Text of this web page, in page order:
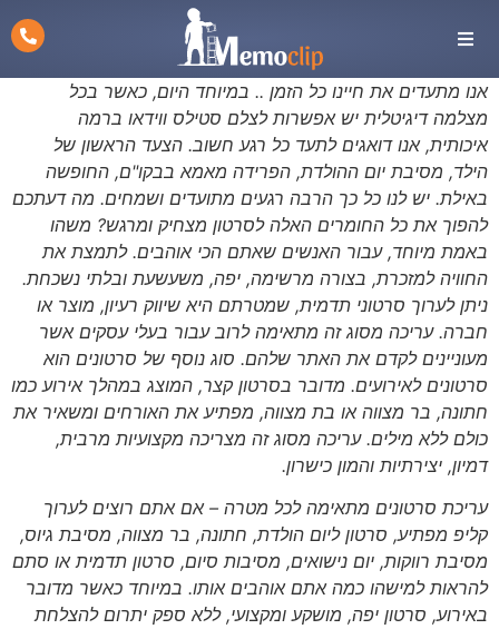
אנו מתעדים את חיינו כל הזמן .. במיוחד היום, כאשר בכל
מצלמה דיגיטלית יש אפשרות לצלם סטילס ווידאו ברמה
איכותית, אנו דואגים לתעד כל רגע חשוב. הצעד הראשון של
הילד, מסיבת יום ההולדת, הפרידה מאמא בבקו"ם, החופשה
באילת. יש לנו כל כך הרבה רגעים מתועדים ושמחים. מה דעתכם
להפוך את כל החומרים האלה לסרטון מצחיק ומרגש? משהו
באמת מיוחד, עבור האנשים שאתם הכי אוהבים. לתמצת את
החוויה למזכרת, בצורה מרשימה, יפה, משעשעת ובלתי נשכחת.
ניתן לערוך סרטוני תדמית, שמטרתם היא שיווק רעיון, מוצר או
חברה. עריכה מסוג זה מתאימה לרוב עבור בעלי עסקים אשר
מעוניינים לקדם את האתר שלהם. סוג נוסף של סרטונים הוא
סרטונים לאירועים. מדובר בסרטון קצר, המוצג במהלך אירוע כמו
חתונה, בר מצווה או בת מצווה, מפתיע את האורחים ומשאיר את
כולם ללא מילים. עריכה מסוג זה מצריכה מקצועיות מרבית,
דמיון, יצירתיות והמון כישרון.
עריכת סרטונים מתאימה לכל מטרה – אם אתם רוצים לערוך
קליפ מפתיע, סרטון ליום הולדת, חתונה, בר מצווה, מסיבת גיוס,
מסיבת רווקות, יום נישואים, מסיבות סיום, סרטון תדמית או סתם
להראות למישהו כמה אתם אוהבים אותו. במיוחד כאשר מדובר
באירוע, סרטון יפה, מושקע ומקצועי, ללא ספק יתרום להצלחת